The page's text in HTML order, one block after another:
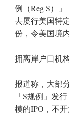
例（Reg S）
去屡行美国特
份，令美国境
拥离岸户口机
报道称，大部
「S规例」发
模的IPO，不